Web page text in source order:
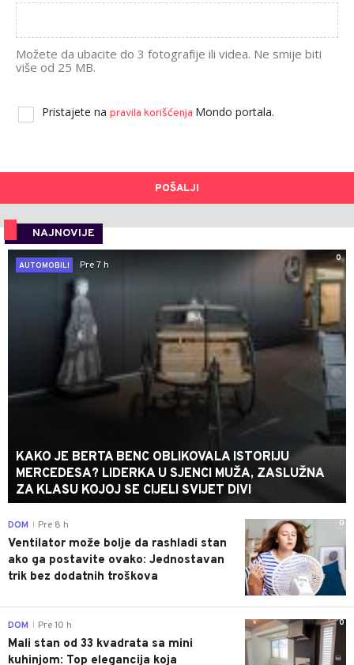
Možete da ubacite do 3 fotografije ili videa. Ne smije biti
više od 25 MB.
Pristajete na pravila korišćenja Mondo portala.
POŠALJI
NAJNOVIJE
0
AUTOMOBILI
Pre 7 h
KAKO JE BERTA BENC OBLIKOVALA ISTORIJU
MERCEDESA? LIDERKA U SJENCI MUŽA, ZASLUŽNA
ZA KLASU KOJOJ SE CIJELI SVIJET DIVI
0
DOM Pre 8 h
Ventilator može bolje da rashladi stan
ako ga postavite ovako: Jednostavan
trik bez dodatnih troškova
0
DOM Pre 10 h
Mali stan od 33 kvadrata sa mini
kuhinjom: Top elegancija koja